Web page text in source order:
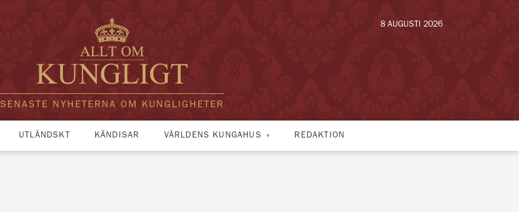
SENASTE NYHETERNA OM KUNGLIGHETER
8 AUGUSTI 2026
UTLÄNDSKT KÄNDISAR VÄRLDENS KUNGAHUS REDAKTION